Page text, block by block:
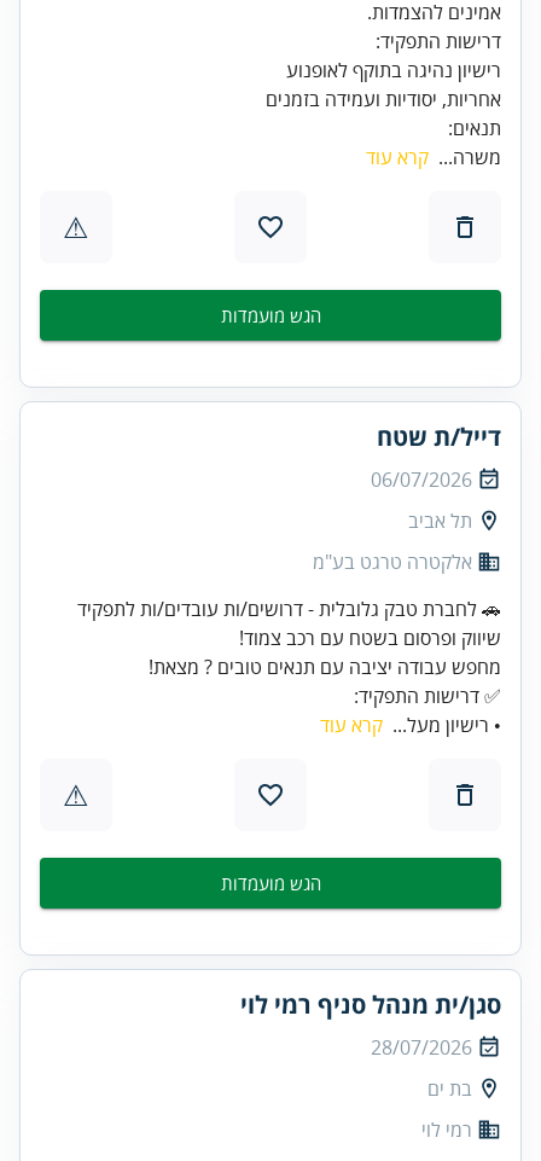
אמינים להצמדות.
אחריות, יסודיות ועמידה בזמנים
תנאים:
משרה... קרא עוד
⚠
הגש מועמדות
דייל/ת שטח
06/07/2026
תל אביב
אלקטרה טרגט בע"מ
🚗 לחברת טבק גלובלית - דרושים/ות עובדים/ות לתפקיד
✅ דרישות התפקיד:
• רישיון מעל... קרא עוד
⚠
הגש מועמדות
סגן/ית מנהל סניף רמי לוי
28/07/2026
בת ים
רמי לוי